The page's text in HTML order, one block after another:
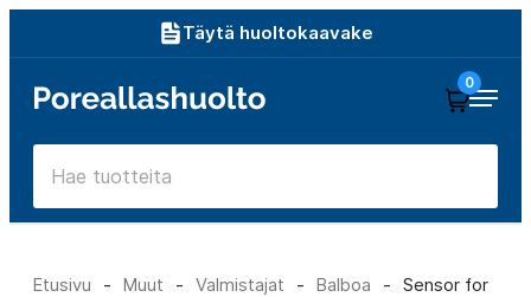
sisältöön
Täytä huoltokaavake
Poreallashuolto
0
Etusivu - Muut - Valmistajat - Balboa -
Sensor for